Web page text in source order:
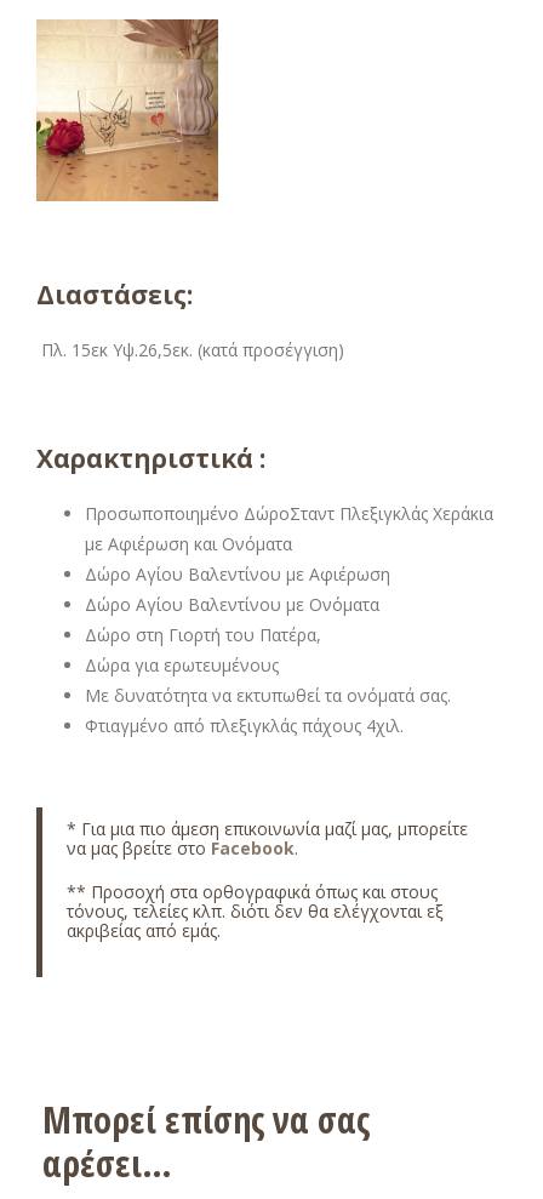
Διαστάσεις:
Πλ. 15εκ Υψ.26,5εκ. (κατά προσέγγιση)
Χαρακτηριστικά :
Προσωποποιημένο ΔώροΣταντ Πλεξιγκλάς Χεράκια
με Αφιέρωση και Ονόματα
Δώρο Αγίου Βαλεντίνου με Αφιέρωση
Δώρο Αγίου Βαλεντίνου με Ονόματα
Δώρο στη Γιορτή του Πατέρα,
Δώρα για ερωτευμένους
Με δυνατότητα να εκτυπωθεί τα ονόματά σας.
Φτιαγμένο από πλεξιγκλάς πάχους 4χιλ.
* Για μια πιο άμεση επικοινωνία μαζί μας, μπορείτε
να μας βρείτε στο Facebook.
** Προσοχή στα ορθογραφικά όπως και στους
τόνους, τελείες κλπ. διότι δεν θα ελέγχονται εξ
ακριβείας από εμάς.
Μπορεί επίσης να σας
αρέσει…